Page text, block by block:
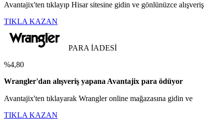
Avantajix'ten tıklayıp Hisar sitesine gidin ve gönlünüzce alışveriş
TIKLA KAZAN
PARA İADESİ
%4,80
Wrangler'dan alışveriş yapana Avantajix para ödüyor
Avantajix'ten tıklayarak Wrangler online mağazasına gidin ve
TIKLA KAZAN